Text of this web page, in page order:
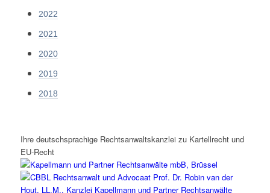
2022
2021
2020
2019
2018
Ihre deutschsprachige Rechtsanwaltskanzlei zu Kartellrecht und
EU-Recht